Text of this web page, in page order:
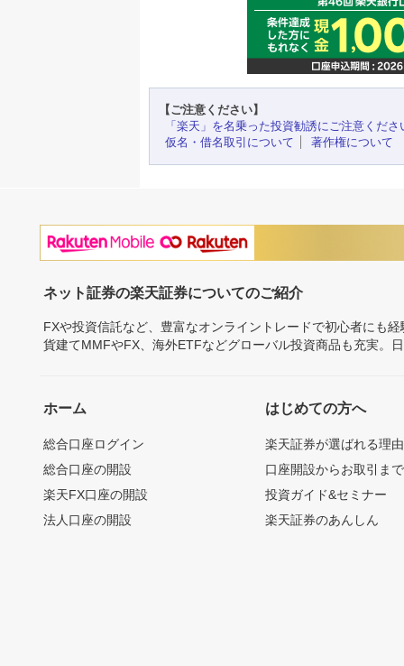
【ご注意ください】
「楽天」を名乗った投資勧誘にご注意くださ
仮名・借名取引について
著作権について
ネット証券の楽天証券についてのご紹介
FXや投資信託など、豊富なオンライントレードで初心者にも
貨建てMMFやFX、海外ETFなどグローバル投資商品も充実。
ホーム
総合口座ログイン
総合口座の開設
楽天FX口座の開設
法人口座の開設
はじめての方へ
楽天証券が選ばれる理由
口座開設からお取引ま
投資ガイド&セミナー
楽天証券のあんしん